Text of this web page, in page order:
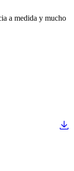
a medida y mucho